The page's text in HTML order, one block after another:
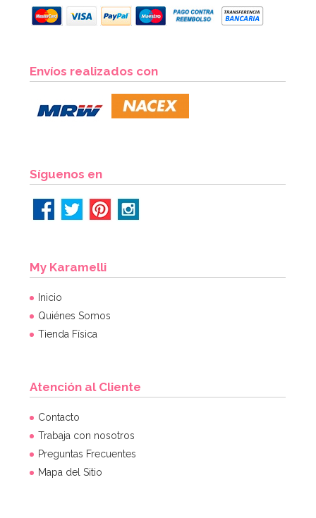
Envíos realizados con
Síguenos en
My Karamelli
Inicio
Quiénes Somos
Tienda Física
Atención al Cliente
Contacto
Trabaja con nosotros
Preguntas Frecuentes
Mapa del Sitio